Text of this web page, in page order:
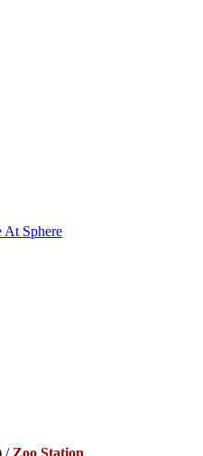
Sphere
/ Zoo Station